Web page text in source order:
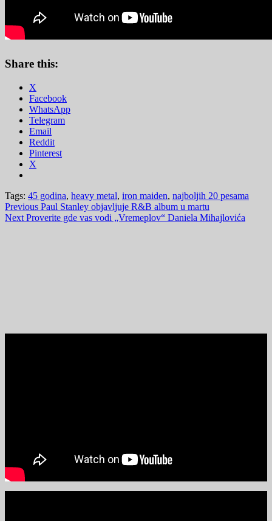
Share this:
X
Facebook
WhatsApp
Telegram
Email
Reddit
Pinterest
X
Tags: 45 godina, heavy metal, iron maiden, najboljih 20 pesama
Post
navigation
Previous Paul Stanley objavljuje R&B album u martu
Next Proverite gde vas vodi „Vremeplov“ Daniela Mihajlovića